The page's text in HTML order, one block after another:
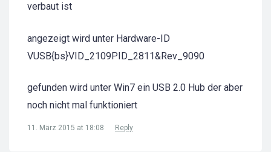
verbaut ist
angezeigt wird unter Hardware-ID
VUSB{bs}VID_2109PID_2811&Rev_9090
gefunden wird unter Win7 ein USB 2.0 Hub der aber
noch nicht mal funktioniert
11. März 2015 at 18:08 Reply